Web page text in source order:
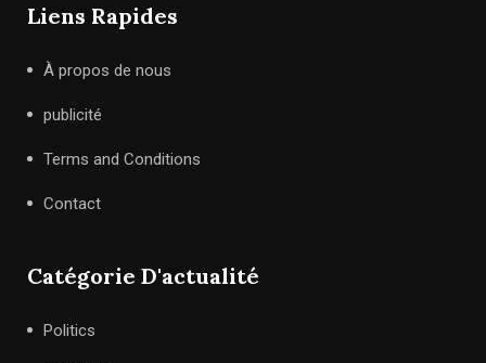
Liens Rapides
À propos de nous
publicité
Terms and Conditions
Contact
Catégorie D'actualité
Politics